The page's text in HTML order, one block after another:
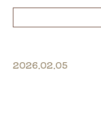
2026.02.05